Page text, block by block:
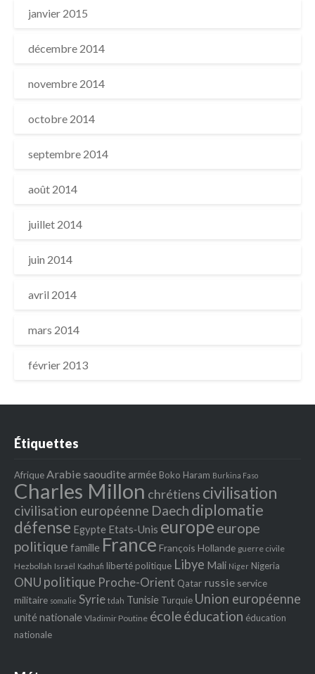
janvier 2015
décembre 2014
novembre 2014
octobre 2014
septembre 2014
août 2014
juillet 2014
juin 2014
avril 2014
mars 2014
février 2013
Étiquettes
AfriqueArabie saoudite armée Boko Haram Burkina Faso
Charles Millon chrétiens civilisation
civilisation européenne Daech diplomatie
défense Egypte Etats‐Unis europeeurope
politique famille France François Hollande guerre civile
Hezbollah Israël Kadhafi liberté politique Libye Mali Niger Nigeria
ONU politique Proche-Orient Qatar russie service
militaire somalie Syrie tdah Tunisie Turquie Union européenne
unité nationale Vladimir Poutine écoleéducation éducation
nationale